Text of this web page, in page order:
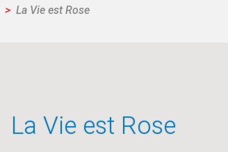
La Vie est Rose
La Vie est Rose